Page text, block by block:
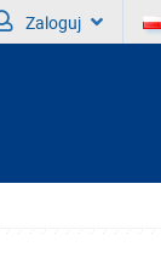
Zaloguj